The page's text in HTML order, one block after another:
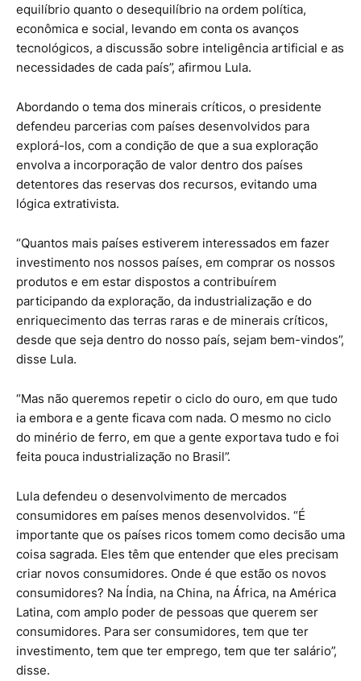
equilíbrio quanto o desequilíbrio na ordem política,
econômica e social, levando em conta os avanços
tecnológicos, a discussão sobre inteligência artificial e as
necessidades de cada país”, afirmou Lula.
Abordando o tema dos minerais críticos, o presidente
defendeu parcerias com países desenvolvidos para
explorá-los, com a condição de que a sua exploração
envolva a incorporação de valor dentro dos países
detentores das reservas dos recursos, evitando uma
lógica extrativista.
“Quantos mais países estiverem interessados em fazer
investimento nos nossos países, em comprar os nossos
produtos e em estar dispostos a contribuírem
participando da exploração, da industrialização e do
enriquecimento das terras raras e de minerais críticos,
desde que seja dentro do nosso país, sejam bem-vindos”,
disse Lula.
“Mas não queremos repetir o ciclo do ouro, em que tudo
ia embora e a gente ficava com nada. O mesmo no ciclo
do minério de ferro, em que a gente exportava tudo e foi
feita pouca industrialização no Brasil”.
Lula defendeu o desenvolvimento de mercados
consumidores em países menos desenvolvidos. “É
importante que os países ricos tomem como decisão uma
coisa sagrada. Eles têm que entender que eles precisam
criar novos consumidores. Onde é que estão os novos
consumidores? Na Índia, na China, na África, na América
Latina, com amplo poder de pessoas que querem ser
consumidores. Para ser consumidores, tem que ter
investimento, tem que ter emprego, tem que ter salário”,
disse.